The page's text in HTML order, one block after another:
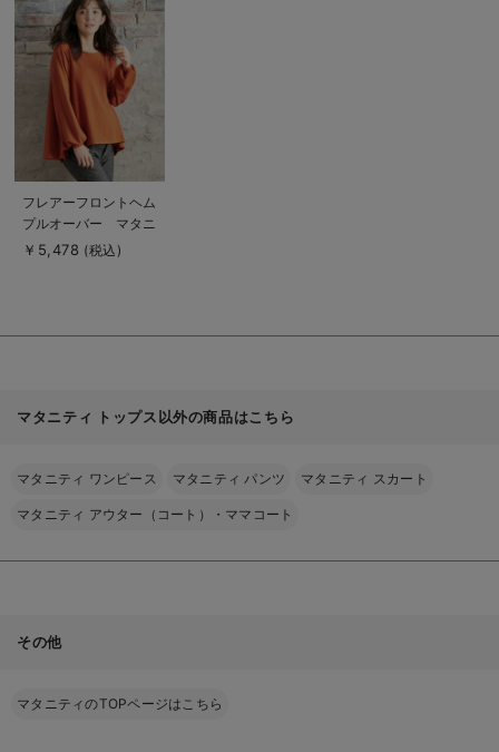
細
を
見
商
品
詳
細
を
フレアーフロントヘム
プルオーバー マタニ
ティ・授乳服
￥5,478 (税込)
マタニティ トップス以外の商品はこちら
マタニティ ワンピース マタニティ パンツ マタニティ スカート
マタニティ アウター（コート）・ママコート
その他
マタニティのTOPページはこちら